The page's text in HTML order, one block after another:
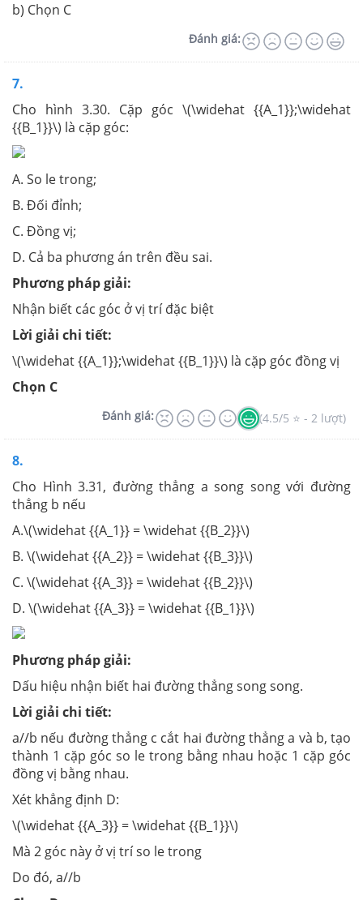
b) Chọn C
Đánh giá:
7.
Cho hình 3.30. Cặp góc \(\widehat {{A_1}};\widehat
{{B_1}}\) là cặp góc:
A. So le trong;
B. Đối đỉnh;
C. Đồng vị;
D. Cả ba phương án trên đều sai.
Phương pháp giải:
Nhận biết các góc ở vị trí đặc biệt
Lời giải chi tiết:
\(\widehat {{A_1}};\widehat {{B_1}}\) là cặp góc đồng vị
Chọn C
Đánh giá: (4.5/5 ⭐ - 2 lượt)
8.
Cho Hình 3.31, đường thẳng a song song với đường
thẳng b nếu
A.\(\widehat {{A_1}} = \widehat {{B_2}}\)
B. \(\widehat {{A_2}} = \widehat {{B_3}}\)
C. \(\widehat {{A_3}} = \widehat {{B_2}}\)
D. \(\widehat {{A_3}} = \widehat {{B_1}}\)
Phương pháp giải:
Dấu hiệu nhận biết hai đường thẳng song song.
Lời giải chi tiết:
a//b nếu đường thẳng c cắt hai đường thẳng a và b, tạo
thành 1 cặp góc so le trong bằng nhau hoặc 1 cặp góc
đồng vị bằng nhau.
Xét khẳng định D:
\(\widehat {{A_3}} = \widehat {{B_1}}\)
Mà 2 góc này ở vị trí so le trong
Do đó, a//b